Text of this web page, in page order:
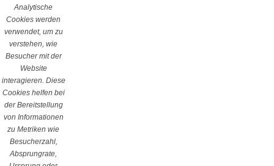
Analytische
Cookies werden
verwendet, um zu
verstehen, wie
Besucher mit der
Website
interagieren. Diese
Cookies helfen bei
der Bereitstellung
von Informationen
zu Metriken wie
Besucherzahl,
Absprungrate,